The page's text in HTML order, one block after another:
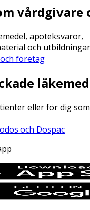
vårdgivare
apoteksvaror,
och
företag
eller för dig
och Dospac